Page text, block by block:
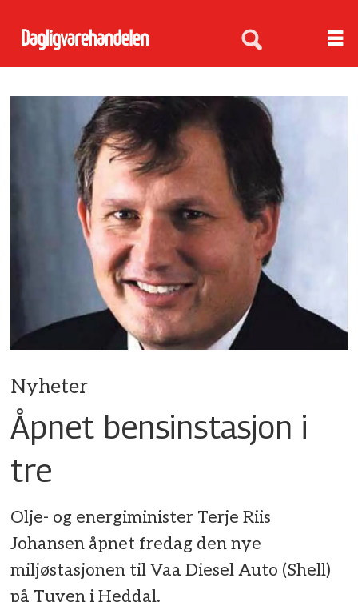
Nyheter
Åpnet bensinstasjon i
tre
Olje- og energiminister Terje Riis
Johansen åpnet fredag den nye
miljøstasjonen til Vaa Diesel Auto (Shell)
på Tuven i Heddal.